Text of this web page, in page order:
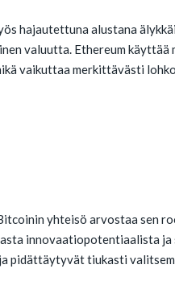
hajautettuna alustana
valuutta. Ethereum käyttää
vaikuttaa merkittävästi
yhteisö arvostaa sen
innovaatiopotentiaalista ja
pidättäytyvät tiukasti